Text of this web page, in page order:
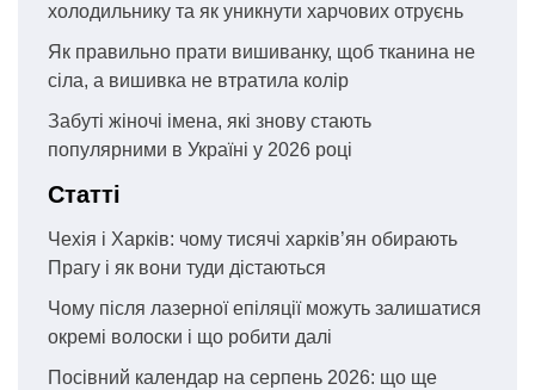
холодильнику та як уникнути харчових отруєнь
Як правильно прати вишиванку, щоб тканина не
сіла, а вишивка не втратила колір
Забуті жіночі імена, які знову стають
популярними в Україні у 2026 році
Статті
Чехія і Харків: чому тисячі харків’ян обирають
Прагу і як вони туди дістаються
Чому після лазерної епіляції можуть залишатися
окремі волоски і що робити далі
Посівний календар на серпень 2026: що ще